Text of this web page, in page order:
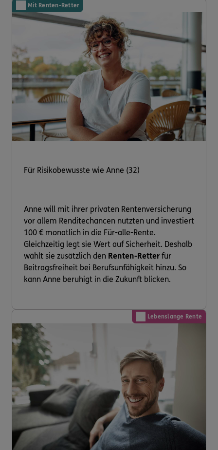
Mit Renten-Retter
Für Risikobewusste wie Anne (32)
Anne will mit ihrer privaten Rentenversicherung
vor allem Renditechancen nutzten und investiert
100 € monatlich in die Für-alle-Rente.
Gleichzeitig legt sie Wert auf Sicherheit. Deshalb
wählt sie zusätzlich den Renten-Retter für
Beitragsfreiheit bei Berufsunfähigkeit hinzu. So
kann Anne beruhigt in die Zukunft blicken.
Lebenslange Rente